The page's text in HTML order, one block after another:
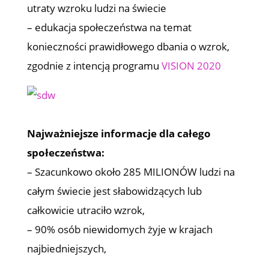
utraty wzroku ludzi na świecie
– edukacja społeczeństwa na temat
konieczności prawidłowego dbania o wzrok,
zgodnie z intencją programu VISION 2020
Najważniejsze informacje dla całego
społeczeństwa:
– Szacunkowo około 285 MILIONÓW ludzi na
całym świecie jest słabowidzących lub
całkowicie utraciło wzrok,
– 90% osób niewidomych żyje w krajach
najbiedniejszych,